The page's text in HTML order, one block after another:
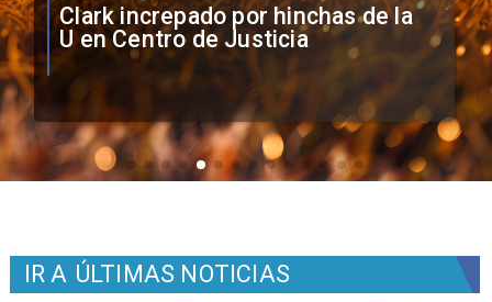
Vozinha firma contrato con Colo
Colo como nuevo arquero
IR A ÚLTIMAS NOTICIAS